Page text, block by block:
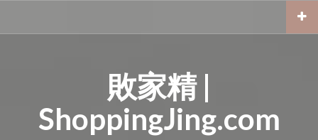
敗家精 |
ShoppingJing.com